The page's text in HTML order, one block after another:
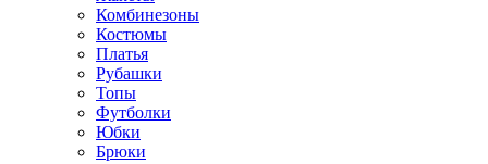
Комбинезоны
Костюмы
Платья
Рубашки
Топы
Футболки
Юбки
Брюки